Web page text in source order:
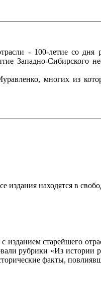
- 100-летие со
Западно-Сибирского
многих из
находятся в
старейшего
рубрики «Из
факты,